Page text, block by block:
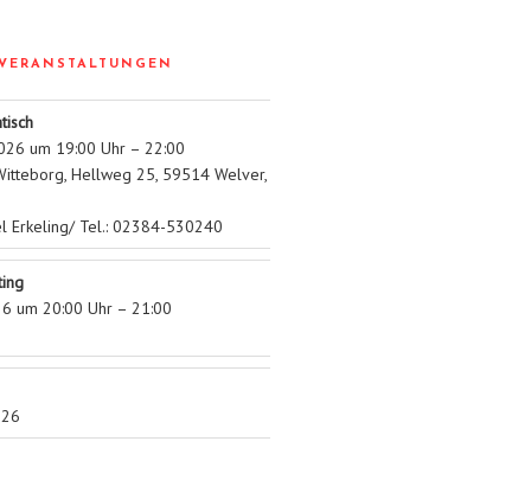
um 19:00 Uhr – 22:00
Hellweg 25, 59514 Welver,
Erkeling/ Tel.: 02384-530240
um 20:00 Uhr – 21:00